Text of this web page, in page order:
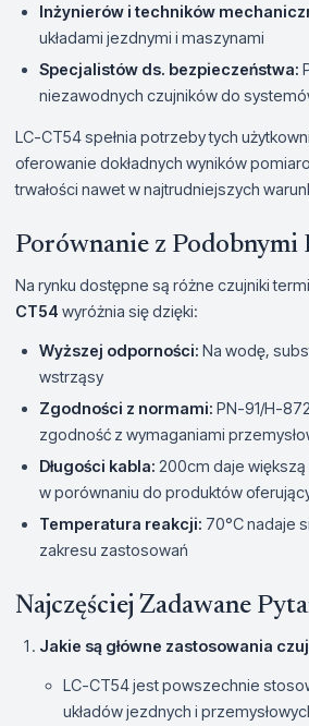
Inżynierów i techników
układami jezdnymi i maszynami
Specjalistów ds. bezpieczeństwa:
niezawodnych czujników do
LC-CT54 spełnia potrzeby tych
oferowanie dokładnych wyników
trwałości nawet w najtrudniejszych
Porównanie z
Na rynku dostępne są różne czujniki
CT54 wyróżnia się dzięki:
Wyższej odporności: Na wodę,
wstrząsy
Zgodności z normami: PN-91/H-
zgodność z wymaganiami
Długości kabla: 200cm daje
w porównaniu do produktów
Temperatura reakcji: 70°C nadaje
zakresu zastosowań
Najczęściej Zadawane
Jakie są główne zastosowania
LC-CT54 jest powszechnie
układów jezdnych i